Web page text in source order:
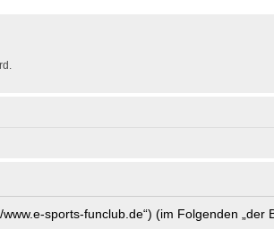
sports-funclub.de“) (im Folgenden